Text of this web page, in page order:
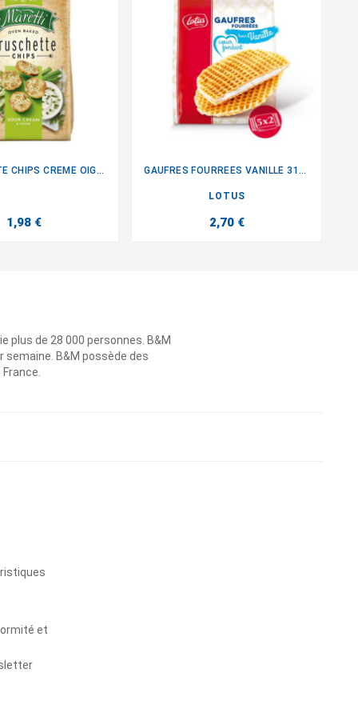
BRUSCHETTE CHIPS CREME OIGNON
1,98 €
GAUFRES FOURREES VANILLE 310G
LOTUS
2,70 €
plus de 28 000 personnes. B&M
B&M possède des
et